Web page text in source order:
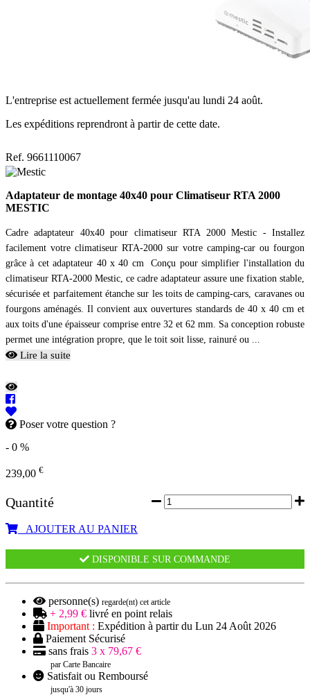
L'entreprise est actuellement fermée jusqu'au lundi 24 août.
Les expéditions reprendront à partir de cette date.
Ref. 9661110067
Adaptateur de montage 40x40 pour Climatiseur RTA 2000
MESTIC
Cadre adaptateur 40x40 pour climatiseur RTA 2000 Mestic - Installez
facilement votre climatiseur RTA-2000 sur votre camping-car ou fourgon
grâce à cet adaptateur 40 x 40 cm Conçu pour simplifier l'installation du
climatiseur RTA-2000 Mestic, ce cadre adaptateur assure une fixation stable,
sécurisée et parfaitement étanche sur les toits de camping-cars, caravanes ou
fourgons aménagés. Il convient aux ouvertures standards de 40 x 40 cm et
aux toits d'une épaisseur comprise entre 32 et 62 mm. Sa conception robuste
permet une intégration propre, que le toit soit lisse, rainuré ou ...
Lire la suite
Poser votre question ?
- 0 %
239,00 €
Quantité
AJOUTER AU PANIER
DISPONIBLE SUR COMMANDE
personne(s) regarde(nt) cet article
+ 2,99 € livré en point relais
Important : Expédition à partir du Lun 24 Août 2026
Paiement Sécurisé
sans frais 3 x 79,67 €
par Carte Bancaire
Satisfait ou Remboursé
jusqu'à 30 jours